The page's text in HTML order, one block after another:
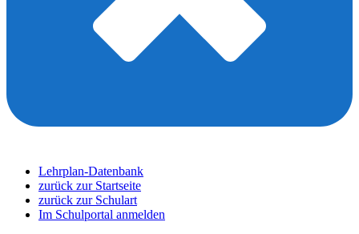
Lehrplan-Datenbank
zurück zur Startseite
zurück zur Schulart
Im Schulportal anmelden